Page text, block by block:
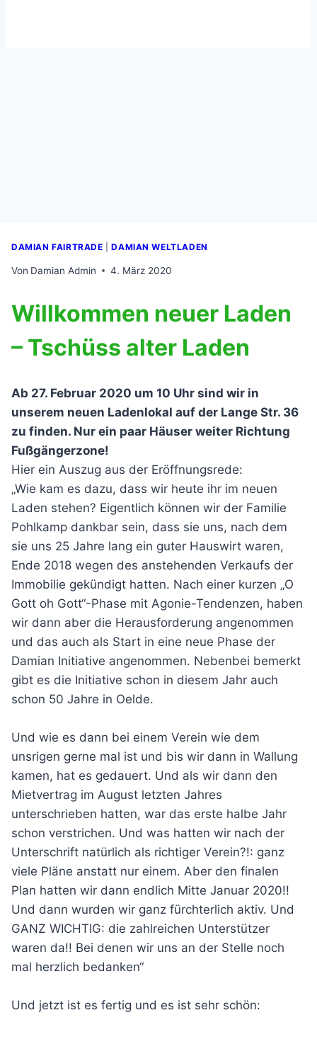
DAMIAN FAIRTRADE |DAMIAN WELTLADEN
Von Damian Admin 4. März 2020
Willkommen neuer Laden
– Tschüss alter Laden
Ab 27. Februar 2020 um 10 Uhr sind wir in
unserem neuen Ladenlokal auf der Lange Str. 36
zu finden. Nur ein paar Häuser weiter Richtung
Fußgängerzone!
Hier ein Auszug aus der Eröffnungsrede:
„Wie kam es dazu, dass wir heute ihr im neuen
Laden stehen? Eigentlich können wir der Familie
Pohlkamp dankbar sein, dass sie uns, nach dem
sie uns 25 Jahre lang ein guter Hauswirt waren,
Ende 2018 wegen des anstehenden Verkaufs der
Immobilie gekündigt hatten. Nach einer kurzen „O
Gott oh Gott“-Phase mit Agonie-Tendenzen, haben
wir dann aber die Herausforderung angenommen
und das auch als Start in eine neue Phase der
Damian Initiative angenommen. Nebenbei bemerkt
gibt es die Initiative schon in diesem Jahr auch
schon 50 Jahre in Oelde.
Und wie es dann bei einem Verein wie dem
unsrigen gerne mal ist und bis wir dann in Wallung
kamen, hat es gedauert. Und als wir dann den
Mietvertrag im August letzten Jahres
unterschrieben hatten, war das erste halbe Jahr
schon verstrichen. Und was hatten wir nach der
Unterschrift natürlich als richtiger Verein?!: ganz
viele Pläne anstatt nur einem. Aber den finalen
Plan hatten wir dann endlich Mitte Januar 2020!!
Und dann wurden wir ganz fürchterlich aktiv. Und
GANZ WICHTIG: die zahlreichen Unterstützer
waren da!! Bei denen wir uns an der Stelle noch
mal herzlich bedanken“
Und jetzt ist es fertig und es ist sehr schön: